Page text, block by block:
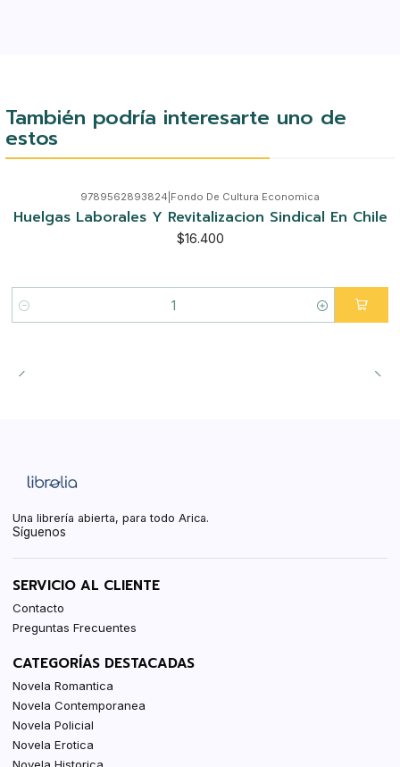
También podría interesarte uno de
estos
9789562893824 Fondo De Cultura Economica
Huelgas Laborales Y Revitalizacion Sindical En Chile
$16.400
Cantidad
Una librería abierta, para todo Arica.
Síguenos
SERVICIO AL CLIENTE
Contacto
Preguntas Frecuentes
CATEGORÍAS DESTACADAS
Novela Romantica
Novela Contemporanea
Novela Policial
Novela Erotica
Novela Historica